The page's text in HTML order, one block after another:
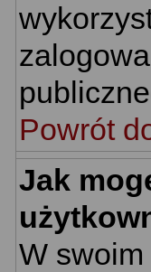
Powrót
Jak
W